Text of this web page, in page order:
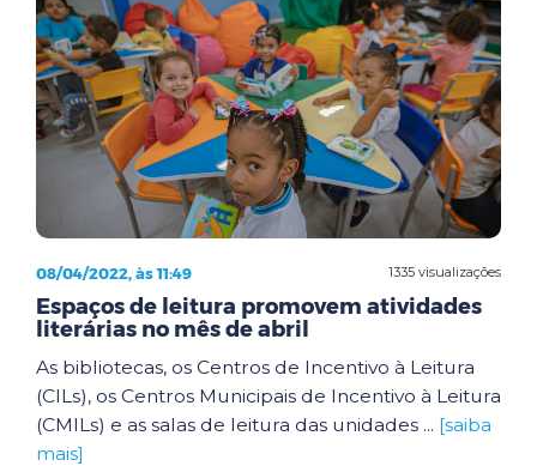
1335 visualizações
08/04/2022, às 11:49
Espaços de leitura promovem atividades
literárias no mês de abril
As bibliotecas, os Centros de Incentivo à Leitura
(CILs), os Centros Municipais de Incentivo à Leitura
(CMILs) e as salas de leitura das unidades ... [saiba
mais]